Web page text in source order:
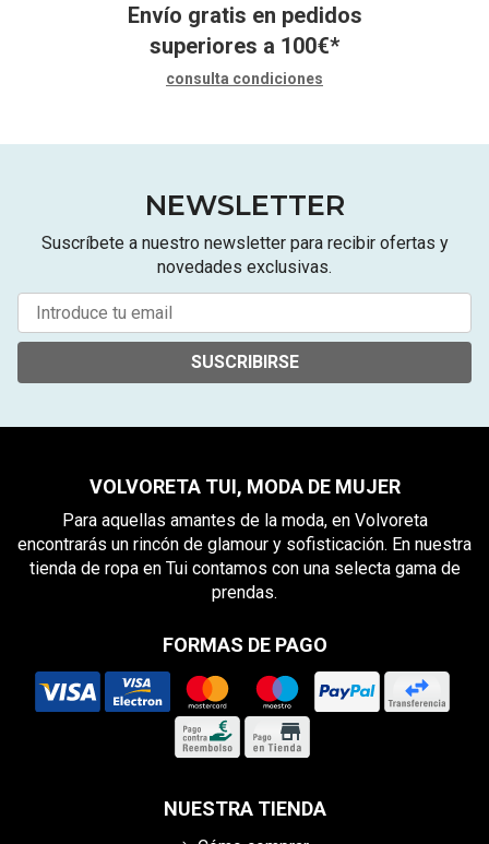
Envío gratis en pedidos
superiores a 100€*
consulta condiciones
NEWSLETTER
Suscríbete a nuestro newsletter para recibir ofertas y
novedades exclusivas.
SUSCRIBIRSE
VOLVORETA TUI, MODA DE MUJER
Para aquellas amantes de la moda, en Volvoreta
encontrarás un rincón de glamour y sofisticación. En nuestra
tienda de ropa en Tui contamos con una selecta gama de
prendas.
FORMAS DE PAGO
NUESTRA TIENDA